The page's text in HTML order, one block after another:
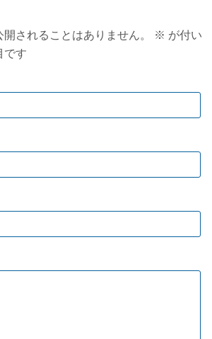
されることはありません。 ※ が付い
です